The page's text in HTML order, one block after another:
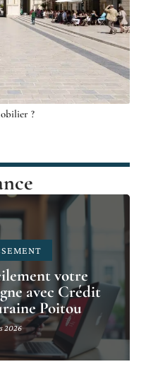
?
votre
avec Crédit
Poitou
2026